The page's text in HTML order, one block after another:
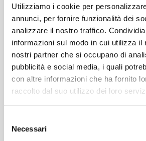
Utilizziamo i cookie per
annunci, per fornire funzionalità dei
analizzare il nostro traffico.
informazioni sul modo in cui utilizza il
nostri partner che si occupano di
pubblicità e social media, i quali
con altre informazioni che ha fornito
raccolto dal suo utilizzo dei loro
delNecessari
Fallon)
Pete Townshend, Alfie Boe
Formati disponibili:
Live On The Tonight Show Starring
CHI